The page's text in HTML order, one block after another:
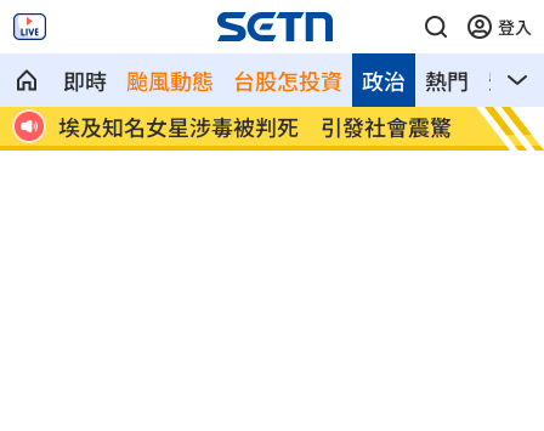
登入
即時 颱風動態 台股怎投資 熱門 影音
政治
驚
桃園聯隊奪世界青棒亞軍 張善政接機
男駕
了